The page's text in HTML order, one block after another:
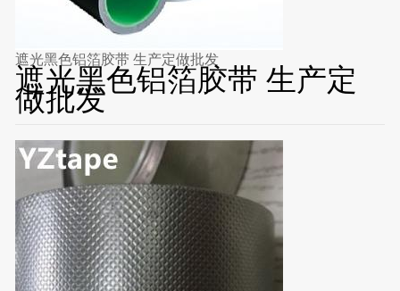
遮光黑色铝箔胶带 生产定做批发
遮光黑色铝箔胶带 生产定
做批发